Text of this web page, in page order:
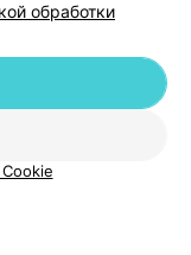
help@103.by
обработки